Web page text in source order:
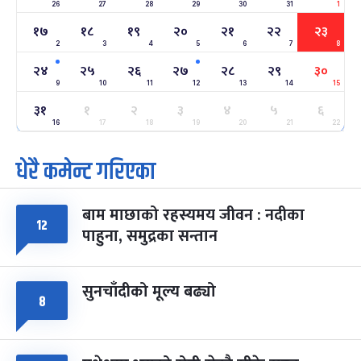
शनि फाल्गुन २२, २०८३ Mar 6, 2027
सोम
अन्तराष्ट्रिय नारी दिवस
फाल्गुन २४, २०८३- Mar 8, 2027
७ महिना बाँकी
२५
मंगल
ग्याल्पो ल्होसार
फाल्गुन २५, २०८३ Mar 9, 2027
७ महिना बाँकी
७
आइत
पूर्णिमा व्रत
चैत्र ७, २०८३-Mar 21, 2027
८ फागुपूर्णिमा
चैत्र ८, २०८३-Mar 22, 2027
७ महिना बाँकी
26 27 28 29 30 31 1
१७
2
१८
3
१९
4
२०
5
२१
6
२२
7
२३
8
२४
9
२५
10
२६
11
२७
12
२८
13
२९
14
३०
15
३१
16
१
17
२
18
३
19
४
20
५
21
६
22
धेरै कमेन्ट गरिएका
१२ बाम माछाको रहस्यमय जीवन : नदीका
पाहुना, समुद्रका सन्तान
८ सुनचाँदीको मूल्य बढ्यो